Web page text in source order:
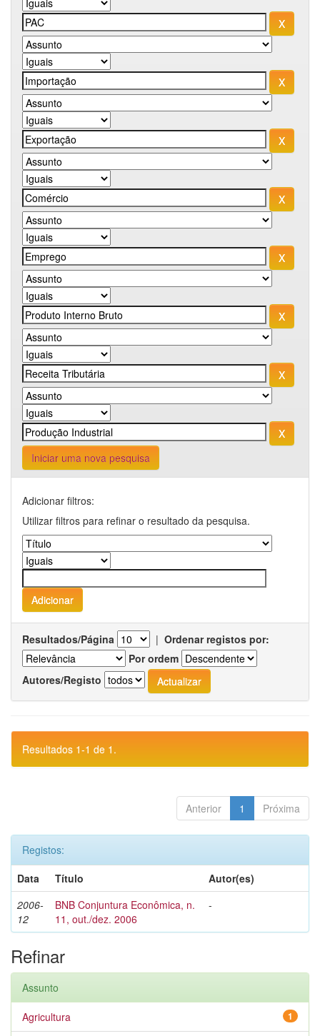
Iniciar uma nova pesquisa
Adicionar filtros:
Utilizar filtros para refinar o resultado da pesquisa.
Resultados/Página | Ordenar registos por:
Por ordem
Autores/Registo
Resultados 1-1 de 1.
Anterior 1 Próxima
Registos:
Data
Título
Autor(es)
2006-
12
BNB Conjuntura Econômica, n.
11, out./dez. 2006
-
Refinar
Assunto
1
Agricultura